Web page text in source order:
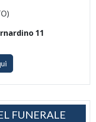
11
FUNERALE